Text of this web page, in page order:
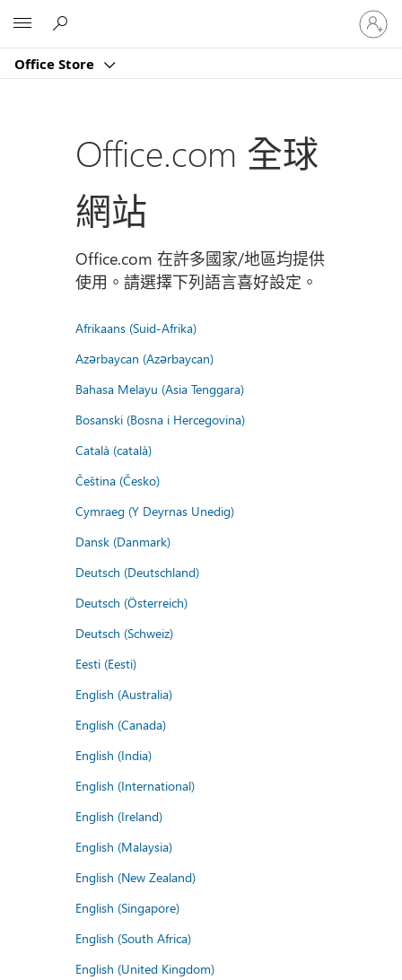
Office Store
登
入
您
Office.com 全球
網站
Office.com 在許多國家/地區均提供
使用。請選擇下列語言喜好設定。
Afrikaans (Suid-Afrika)
Azərbaycan (Azərbaycan)
Bahasa Melayu (Asia Tenggara)
Bosanski (Bosna i Hercegovina)
Català (català)
Čeština (Česko)
Cymraeg (Y Deyrnas Unedig)
Dansk (Danmark)
Deutsch (Deutschland)
Deutsch (Österreich)
Deutsch (Schweiz)
Eesti (Eesti)
English (Australia)
English (Canada)
English (India)
English (International)
English (Ireland)
English (Malaysia)
English (New Zealand)
English (Singapore)
English (South Africa)
English (United Kingdom)